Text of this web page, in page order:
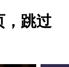
，跳过